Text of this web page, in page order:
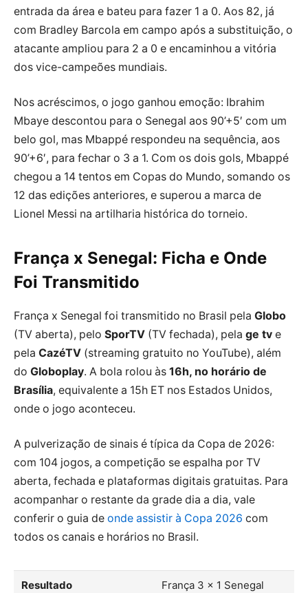
entrada da área e bateu para fazer 1 a 0. Aos 82, já
com Bradley Barcola em campo após a substituição, o
atacante ampliou para 2 a 0 e encaminhou a vitória
dos vice-campeões mundiais.
Nos acréscimos, o jogo ganhou emoção: Ibrahim
Mbaye descontou para o Senegal aos 90’+5′ com um
belo gol, mas Mbappé respondeu na sequência, aos
90’+6′, para fechar o 3 a 1. Com os dois gols, Mbappé
chegou a 14 tentos em Copas do Mundo, somando os
12 das edições anteriores, e superou a marca de
Lionel Messi na artilharia histórica do torneio.
França x Senegal: Ficha e Onde
Foi Transmitido
França x Senegal foi transmitido no Brasil pela Globo
(TV aberta), pelo SporTV (TV fechada), pela ge tv e
pela CazéTV (streaming gratuito no YouTube), além
do Globoplay. A bola rolou às 16h, no horário de
Brasília, equivalente a 15h ET nos Estados Unidos,
onde o jogo aconteceu.
A pulverização de sinais é típica da Copa de 2026:
com 104 jogos, a competição se espalha por TV
aberta, fechada e plataformas digitais gratuitas. Para
acompanhar o restante da grade dia a dia, vale
conferir o guia de onde assistir à Copa 2026 com
todos os canais e horários no Brasil.
Resultado França 3 x 1 Senegal